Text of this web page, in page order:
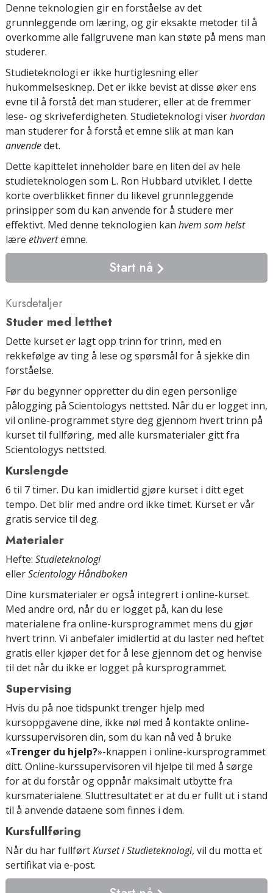
Denne teknologien gir en forståelse av det
grunnleggende om læring, og gir eksakte metoder til å
overkomme alle fallgruvene man kan støte på mens man
studerer.
Studieteknologi er ikke hurtiglesning eller
hukommelsesknep. Det er ikke bevist at disse øker ens
evne til å forstå det man studerer, eller at de fremmer
lese- og skriveferdigheten. Studieteknologi viserhvordan
man studerer for å forstå et emne slik at man kan
anvendedet.
Dette kapittelet inneholder bare en liten del av hele
studieteknologen som L. Ron Hubbard utviklet. I dette
korte overblikket finner du likevel grunnleggende
prinsipper som du kan anvende for å studere mer
effektivt. Med denne teknologien kan hvem som helst
lære ethvertemne.
Start nå
Kursdetaljer
Studer med letthet
Dette kurset er lagt opp trinn for trinn, med en
rekkefølge av ting å lese og spørsmål for å sjekke din
forståelse.
Før du begynner oppretter du din egen personlige
pålogging på Scientologys nettsted. Når du er logget inn,
vil online-programmet styre deg gjennom hvert trinn på
kurset til fullføring, med alle kursmaterialer gitt fra
Scientologys nettsted.
Kurslengde
6 til 7 timer. Du kan imidlertid gjøre kurset i ditt eget
tempo. Det blir med andre ord ikke timet. Kurset er vår
gratis service til deg.
Materialer
Hefte: Studieteknologi
ellerScientology Håndboken
Dine kursmaterialer er også integrert i online-kurset.
Med andre ord, når du er logget på, kan du lese
materialene fra online-kursprogrammet mens du gjør
hvert trinn. Vi anbefaler imidlertid at du laster ned heftet
gratis eller kjøper det for å lese gjennom det og henvise
til det når du ikke er logget på kursprogrammet.
Supervising
Hvis du på noe tidspunkt trenger hjelp med
kursoppgavene dine, ikke nøl med å kontakte online-
kurssupervisoren din, som du kan nå ved å bruke
«Trenger du hjelp?»-knappen i online-kursprogrammet
ditt. Online-kurssupervisoren vil hjelpe til med å sørge
for at du forstår og oppnår maksimalt utbytte fra
kursmaterialene. Sluttresultatet er at du er fullt ut i stand
til å anvende dataene som finnes i dem.
Kursfullføring
Når du har fullførtKurset i Studieteknologi, vil du motta et
sertifikatvia e-post.